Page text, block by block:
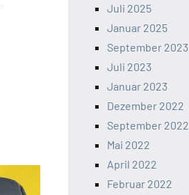
Juli 2025
Januar 2025
September 2023
Juli 2023
Januar 2023
Dezember 2022
September 2022
Mai 2022
April 2022
Februar 2022